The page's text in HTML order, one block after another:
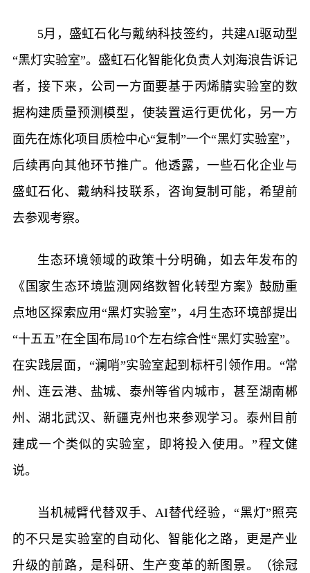
5月，盛虹石化与戴纳科技签约，共建AI驱动型
“黑灯实验室”。盛虹石化智能化负责人刘海浪告诉记
者，接下来，公司一方面要基于丙烯腈实验室的数
据构建质量预测模型，使装置运行更优化，另一方
面先在炼化项目质检中心“复制”一个“黑灯实验室”，
后续再向其他环节推广。他透露，一些石化企业与
盛虹石化、戴纳科技联系，咨询复制可能，希望前
去参观考察。
生态环境领域的政策十分明确，如去年发布的
《国家生态环境监测网络数智化转型方案》鼓励重
点地区探索应用“黑灯实验室”，4月生态环境部提出
“十五五”在全国布局10个左右综合性“黑灯实验室”。
在实践层面，“澜哨”实验室起到标杆引领作用。“常
州、连云港、盐城、泰州等省内城市，甚至湖南郴
州、湖北武汉、新疆克州也来参观学习。泰州目前
建成一个类似的实验室，即将投入使用。”程文健
说。
当机械臂代替双手、AI替代经验，“黑灯”照亮
的不只是实验室的自动化、智能化之路，更是产业
升级的前路，是科研、生产变革的新图景。（徐冠